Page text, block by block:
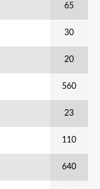
65
30
20
560
23
110
640